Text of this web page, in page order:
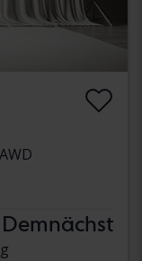
Demnächst